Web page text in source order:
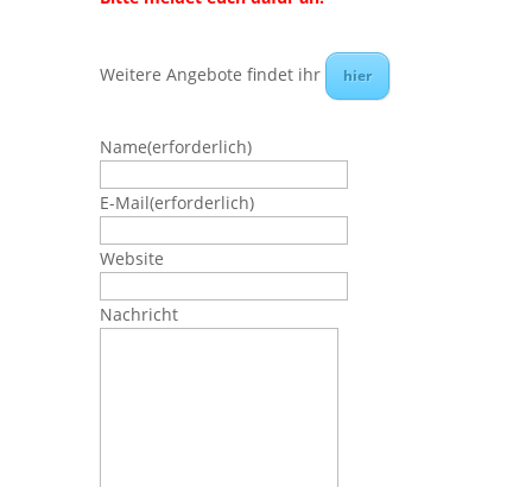
Weitere Angebote findet ihr hier
Name(erforderlich)
E-Mail(erforderlich)
Website
Nachricht